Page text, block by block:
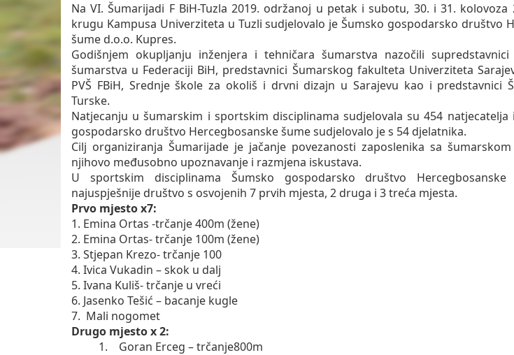
Na VI. Šumarijadi F BiH-Tuzla 2019. održanoj u petak i subotu, 30. i 31. kolovoza
krugu Kampusa Univerziteta u Tuzli sudjelovalo je Šumsko gospodarsko društvo
šume d.o.o. Kupres.
Godišnjem okupljanju inženjera i tehničara šumarstva nazočili supredstavnici
šumarstva u Federaciji BiH, predstavnici Šumarskog fakulteta Univerziteta
PVŠ FBiH, Srednje škole za okoliš i drvni dizajn u Sarajevu kao i predstavnici
Turske.
Natjecanju u šumarskim i sportskim disciplinama sudjelovala su 454 natjecatelja
gospodarsko društvo Hercegbosanske šume sudjelovalo je s 54 djelatnika.
Cilj organiziranja Šumarijade je jačanje povezanosti zaposlenika sa
njihovo međusobno upoznavanje i razmjena iskustava.
U sportskim disciplinama Šumsko gospodarsko društvo
najuspješnije društvo s osvojenih 7 prvih mjesta, 2 druga i 3 treća mjesta.
Prvo mjesto x7:
1. Emina Ortas -trčanje 400m (žene)
2. Emina Ortas- trčanje 100m (žene)
3. Stjepan Krezo- trčanje 100
4. Ivica Vukadin – skok u dalj
5. Ivana Kuliš- trčanje u vreći
6. Jasenko Tešić – bacanje kugle
7. Mali nogomet
Drugo mjesto x 2:
1.
Goran Erceg – trčanje800m